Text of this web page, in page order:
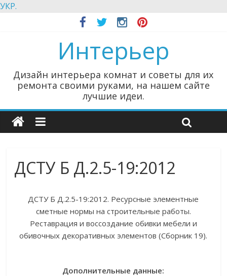
УКР.
Интерьер
Дизайн интерьера комнат и советы для их
ремонта своими руками, на нашем сайте
лучшие идеи.
ДСТУ Б Д.2.5-19:2012
ДСТУ Б Д.2.5-19:2012. Ресурсные элементные
сметные нормы на строительные работы.
Реставрация и воссоздание обивки мебели и
обивочных декоративных элементов (Сборник 19).
Дополнительные данные: